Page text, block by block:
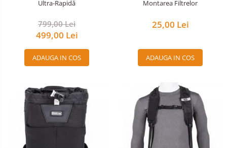
Ultra-Rapidă
799,00 Lei
499,00 Lei
ADAUGA IN COS
Montarea Filtrelor
25,00 Lei
ADAUGA IN COS